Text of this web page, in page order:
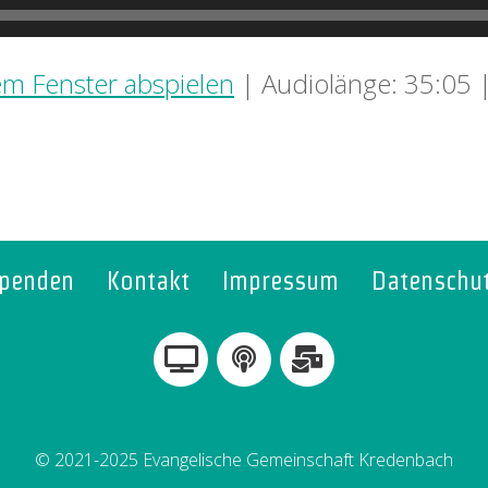
Fenster abspielen | Audiolänge: 35:05 |
Kontakt Impressum
© 2021-2025 Evangelische Gemeinschaft Kredenbach